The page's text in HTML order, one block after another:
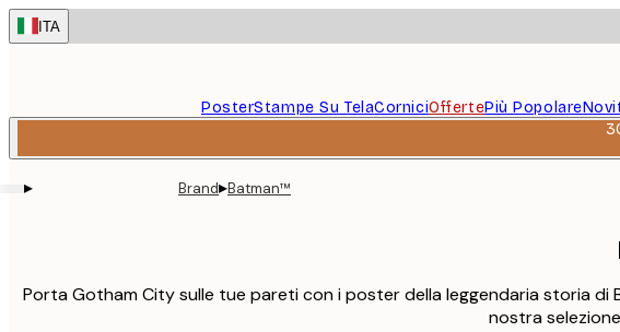
Skip
to
ITA
PosterStampe Su TelaCorniciOffertePiù Popolare
▸ Brand▸Batman™
Porta Gotham City sulle tue pareti con i poster della leggendaria storia
nostra